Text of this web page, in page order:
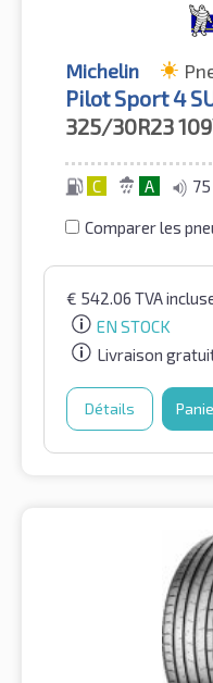
Michelin
Pilot Sport 4
325/30R23
C A
Comparer les
€ 542.06 TVA
EN STOCK
Livraison
Détails